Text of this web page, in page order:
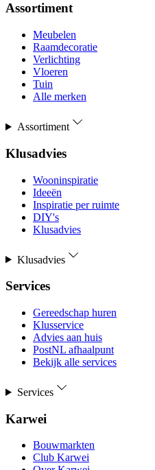
Assortiment
Meubelen
Raamdecoratie
Verlichting
Vloeren
Tuin
Alle merken
Assortiment
Klusadvies
Wooninspiratie
Ideeën
Inspiratie per ruimte
DIY's
Klusadvies
Klusadvies
Services
Gereedschap huren
Klusservice
Advies aan huis
PostNL afhaalpunt
Bekijk alle services
Services
Karwei
Bouwmarkten
Club Karwei